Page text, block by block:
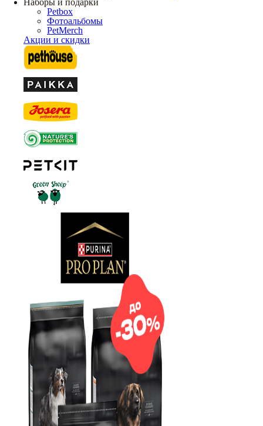
Наборы и подарки
Petbox
Фотоальбомы
PetMerch
Акции и скидки